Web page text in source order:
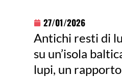
27/01/2026
Antichi resti di
su un’isola
lupi, un